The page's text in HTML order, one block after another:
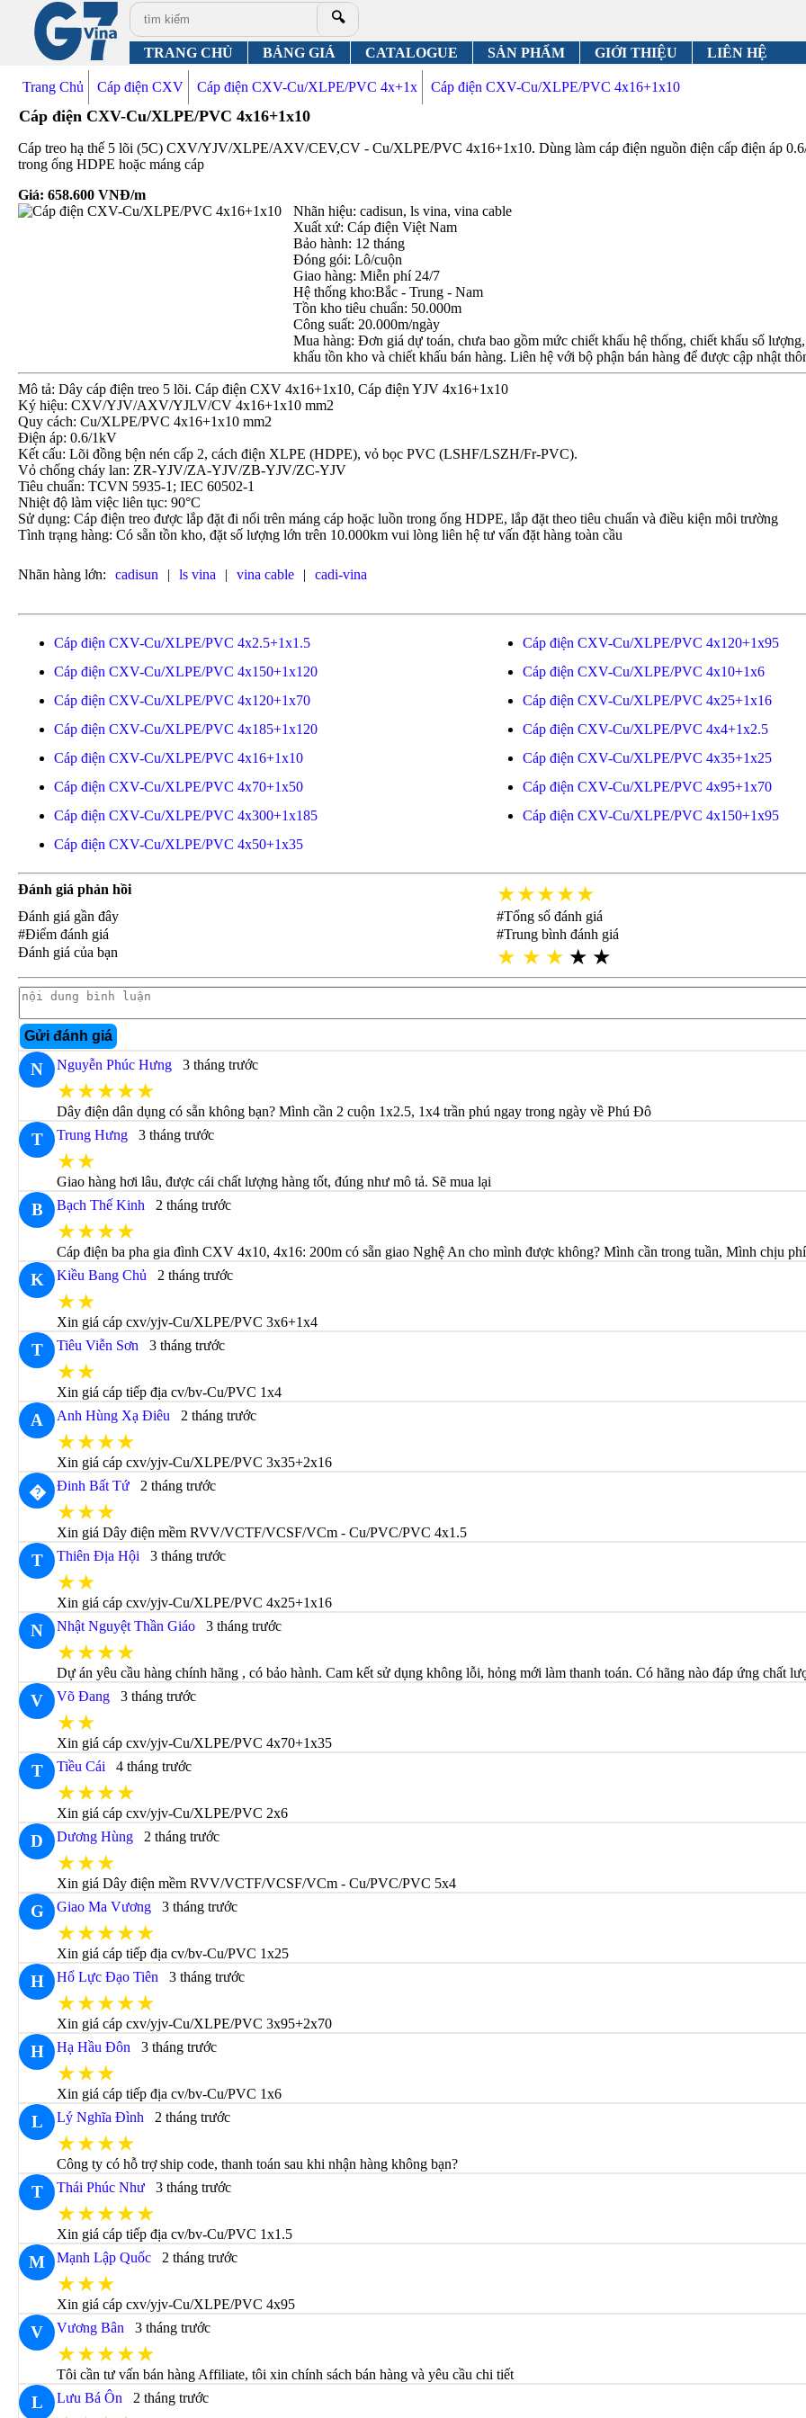
🔍
TRANG CHỦ BẢNG GIÁ CATALOGUE SẢN PHẨM GIỚI THIỆU LIÊN HỆ
Trang Chủ Cáp điện CXV Cáp điện CXV-Cu/XLPE/PVC 4x+1x Cáp điện CXV-Cu/XLPE/PVC 4x16+1x10
Cáp điện CXV-Cu/XLPE/PVC 4x16+1x10
Cáp treo hạ thế 5 lõi (5C) CXV/YJV/XLPE/AXV/CEV,CV - Cu/XLPE/PVC 4x16+1x10. Dùng làm cáp điện nguồn điện cấp điện áp
trong ống HDPE hoặc máng cáp
Giá:658.600 VNĐ/m
Nhãn hiệu: cadisun, ls vina, vina cable
Xuất xứ: Cáp điện Việt Nam
Bảo hành: 12 tháng
Đóng gói: Lô/cuộn
Giao hàng: Miễn phí 24/7
Hệ thống kho:Bắc - Trung - Nam
Tồn kho tiêu chuẩn: 50.000m
Công suất: 20.000m/ngày
Mua hàng: Đơn giá dự toán, chưa bao gồm mức chiết khấu hệ thống, chiết khấu số
khấu tồn kho và chiết khấu bán hàng. Liên hệ với bộ phận bán hàng để được cập nhật
Mô tả: Dây cáp điện treo 5 lõi. Cáp điện CXV 4x16+1x10, Cáp điện YJV 4x16+1x10
Ký hiệu: CXV/YJV/AXV/YJLV/CV 4x16+1x10 mm2
Quy cách: Cu/XLPE/PVC 4x16+1x10 mm2
Điện áp: 0.6/1kV
Kết cấu: Lõi đồng bện nén cấp 2, cách điện XLPE (HDPE), vỏ bọc PVC (LSHF/LSZH/Fr-PVC).
Vỏ chống cháy lan: ZR-YJV/ZA-YJV/ZB-YJV/ZC-YJV
Tiêu chuẩn: TCVN 5935-1; IEC 60502-1
Nhiệt độ làm việc liên tục: 90°C
Sử dụng: Cáp điện treo được lắp đặt đi nổi trên máng cáp hoặc luồn trong ống HDPE, lắp đặt theo tiêu chuẩn và điều kiện môi trường
Tình trạng hàng: Có sẵn tồn kho, đặt số lượng lớn trên 10.000km vui lòng liên hệ tư vấn đặt hàng toàn cầu
Nhãn hàng lớn: cadisun | ls vina | vina cable | cadi-vina
Cáp điện CXV-Cu/XLPE/PVC 4x2.5+1x1.5
Cáp điện CXV-Cu/XLPE/PVC 4x120+1x95
Cáp điện CXV-Cu/XLPE/PVC 4x150+1x120
Cáp điện CXV-Cu/XLPE/PVC 4x10+1x6
Cáp điện CXV-Cu/XLPE/PVC 4x120+1x70
Cáp điện CXV-Cu/XLPE/PVC 4x25+1x16
Cáp điện CXV-Cu/XLPE/PVC 4x185+1x120
Cáp điện CXV-Cu/XLPE/PVC 4x4+1x2.5
Cáp điện CXV-Cu/XLPE/PVC 4x16+1x10
Cáp điện CXV-Cu/XLPE/PVC 4x35+1x25
Cáp điện CXV-Cu/XLPE/PVC 4x70+1x50
Cáp điện CXV-Cu/XLPE/PVC 4x95+1x70
Cáp điện CXV-Cu/XLPE/PVC 4x300+1x185
Cáp điện CXV-Cu/XLPE/PVC 4x150+1x95
Cáp điện CXV-Cu/XLPE/PVC 4x50+1x35
Đánh giá phản hồi ★★★★★
Đánh giá gần đây
#Tổng số đánh giá
#Điểm đánh giá
#Trung bình đánh giá
Đánh giá của bạn
★ ★ ★ ★ ★
Gửi đánh giá
N Nguyễn Phúc Hưng 3 tháng trước
★★★★★
Dây điện dân dụng có sẵn không bạn? Mình cần 2 cuộn 1x2.5, 1x4 trần phú ngay trong ngày về Phú Đô
T Trung Hưng 3 tháng trước
★★
Giao hàng hơi lâu, được cái chất lượng hàng tốt, đúng như mô tả. Sẽ mua lại
B Bạch Thế Kinh 2 tháng trước
★★★★
Cáp điện ba pha gia đình CXV 4x10, 4x16: 200m có sẵn giao Nghệ An cho mình được không? Mình cần trong tuần, Mình chịu
K Kiều Bang Chủ 2 tháng trước
★★
Xin giá cáp cxv/yjv-Cu/XLPE/PVC 3x6+1x4
T Tiêu Viễn Sơn 3 tháng trước
★★
Xin giá cáp tiếp địa cv/bv-Cu/PVC 1x4
A Anh Hùng Xạ Điêu 2 tháng trước
★★★★
Xin giá cáp cxv/yjv-Cu/XLPE/PVC 3x35+2x16
� Đinh Bất Tứ 2 tháng trước
★★★
Xin giá Dây điện mềm RVV/VCTF/VCSF/VCm - Cu/PVC/PVC 4x1.5
T Thiên Địa Hội 3 tháng trước
★★
Xin giá cáp cxv/yjv-Cu/XLPE/PVC 4x25+1x16
N Nhật Nguyệt Thần Giáo 3 tháng trước
★★★★
Dự án yêu cầu hàng chính hãng , có bảo hành. Cam kết sử dụng không lỗi, hỏng mới làm thanh toán. Có hãng nào đáp ứng chất
V Võ Đang 3 tháng trước
★★
Xin giá cáp cxv/yjv-Cu/XLPE/PVC 4x70+1x35
T Tiều Cái 4 tháng trước
★★★★
Xin giá cáp cxv/yjv-Cu/XLPE/PVC 2x6
D Dương Hùng 2 tháng trước
★★★
Xin giá Dây điện mềm RVV/VCTF/VCSF/VCm - Cu/PVC/PVC 5x4
G Giao Ma Vương 3 tháng trước
★★★★★
Xin giá cáp tiếp địa cv/bv-Cu/PVC 1x25
H Hổ Lực Đạo Tiên 3 tháng trước
★★★★★
Xin giá cáp cxv/yjv-Cu/XLPE/PVC 3x95+2x70
H Hạ Hầu Đôn 3 tháng trước
★★★
Xin giá cáp tiếp địa cv/bv-Cu/PVC 1x6
L Lý Nghĩa Đình 2 tháng trước
★★★★
Công ty có hỗ trợ ship code, thanh toán sau khi nhận hàng không bạn?
T Thái Phúc Như 3 tháng trước
★★★★★
Xin giá cáp tiếp địa cv/bv-Cu/PVC 1x1.5
M Mạnh Lập Quốc 2 tháng trước
★★★
Xin giá cáp cxv/yjv-Cu/XLPE/PVC 4x95
V Vương Bân 3 tháng trước
★★★★★
Tôi cần tư vấn bán hàng Affiliate, tôi xin chính sách bán hàng và yêu cầu chi tiết
L Lưu Bá Ôn 2 tháng trước